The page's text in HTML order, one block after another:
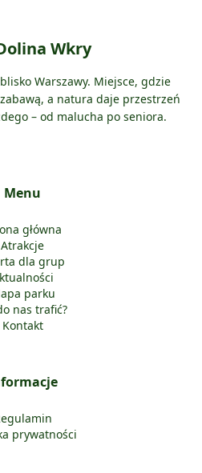
Wkry
Warszawy. Miejsce, gdzie
a natura daje przestrzeń
– od malucha po seniora.
Menu
główna
Atrakcje
dla grup
parku
nas trafić?
Kontakt
prywatności